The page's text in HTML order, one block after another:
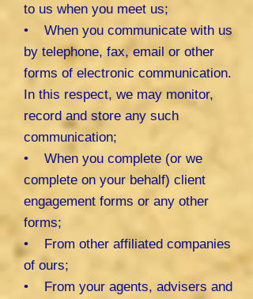
to us when you meet us;
• When you communicate with us
by telephone, fax, email or other
forms of electronic communication.
In this respect, we may monitor,
record and store any such
communication;
• When you complete (or we
complete on your behalf) client
engagement forms or any other
forms;
• From other affiliated companies
of ours;
• From your agents, advisers and